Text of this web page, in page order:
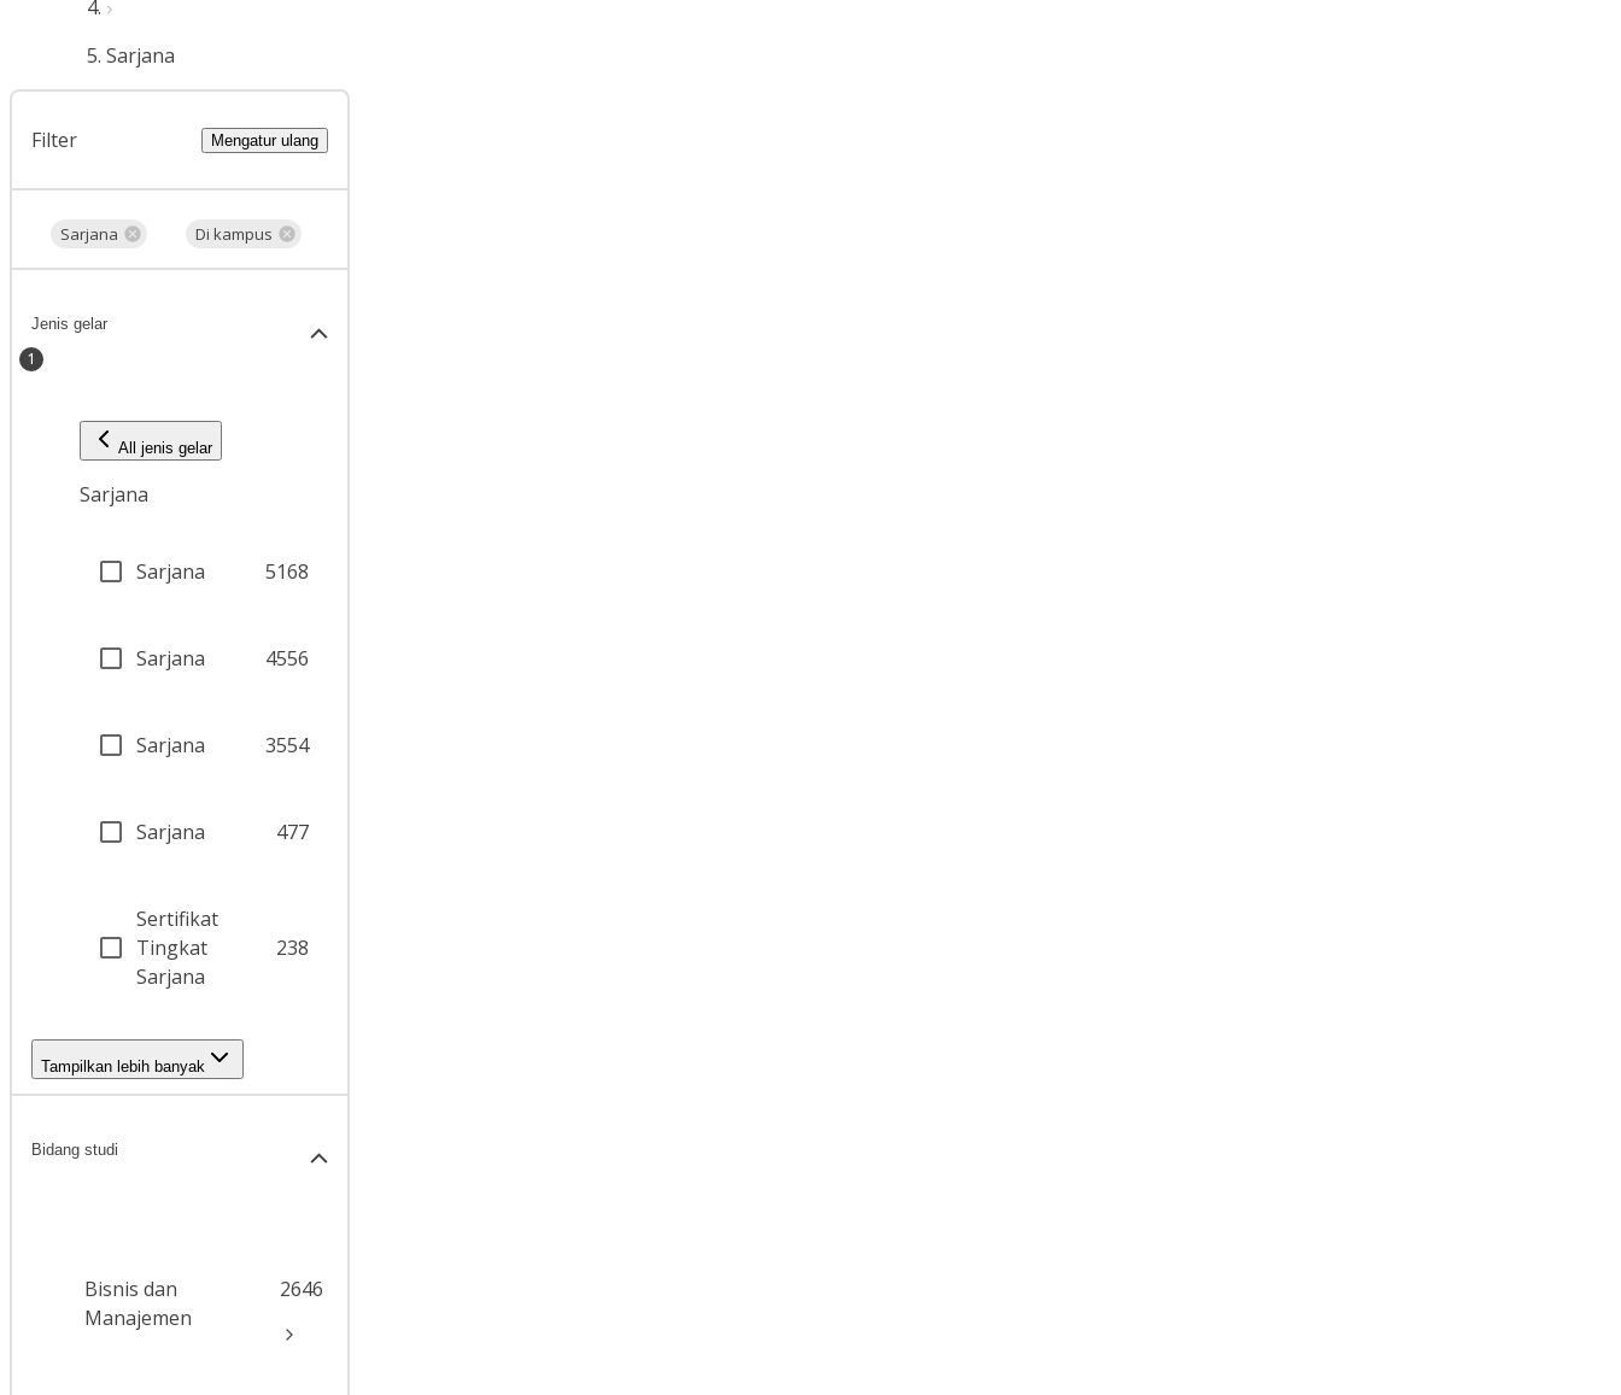
Sarjana
Filter Mengatur ulang
Sarjana Di kampus
Jenis gelar
1
All jenis gelar
Sarjana
Sarjana 5168
Sarjana 4556
Sarjana 3554
Sarjana 477
Sertifikat
Tingkat
Sarjana
238
Tampilkan lebih banyak
Bidang studi
Bisnis dan
Manajemen
2646